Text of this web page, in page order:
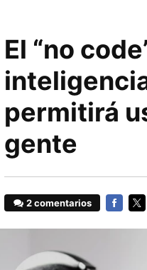
El “no
permitirá
gente
2 comentarios